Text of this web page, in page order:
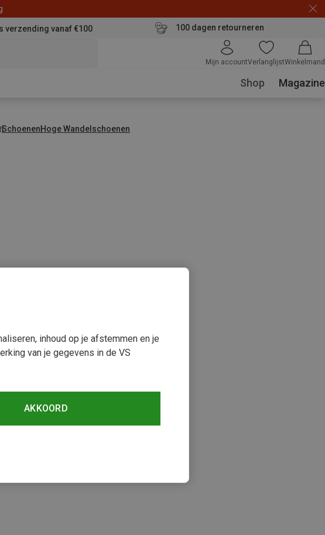
verzending vanaf €100 100 dagen retourneren
Mijn accountVerlanglijstWinkelmand
Shop Magazine
SchoenenHoge Wandelschoenen
inhoud op je afstemmen en je
van je gegevens in de VS
AKKOORD